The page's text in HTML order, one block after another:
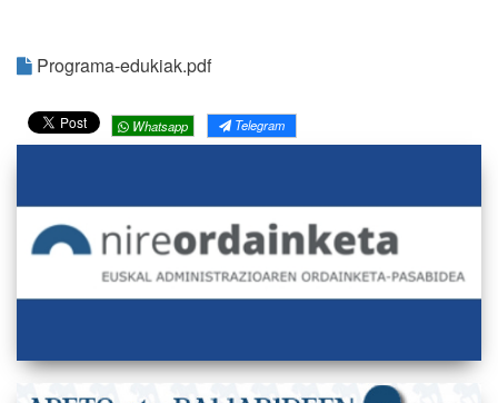
Programa-edukiak.pdf
Whatsapp Telegram